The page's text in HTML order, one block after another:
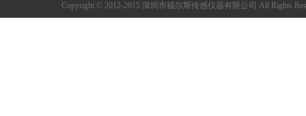
Copyright © 2012-2015 深圳市福尔斯传感仪器有限公司 All Rights